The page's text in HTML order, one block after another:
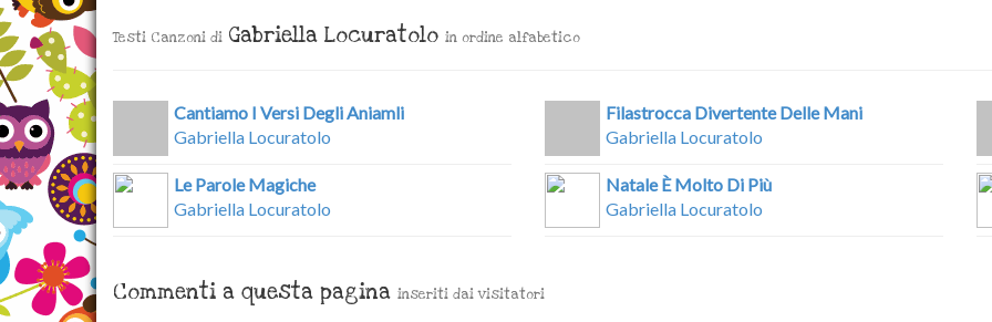
Testi Canzoni di Gabriella Locuratolo in ordine alfabetico
Cantiamo I Versi Degli Aniamli
Gabriella Locuratolo
Filastrocca Divertente Delle Mani
Gabriella Locuratolo
Le Parole Magiche
Gabriella Locuratolo
Natale È Molto Di Più
Gabriella Locuratolo
Commenti a questa pagina inseriti dai visitatori